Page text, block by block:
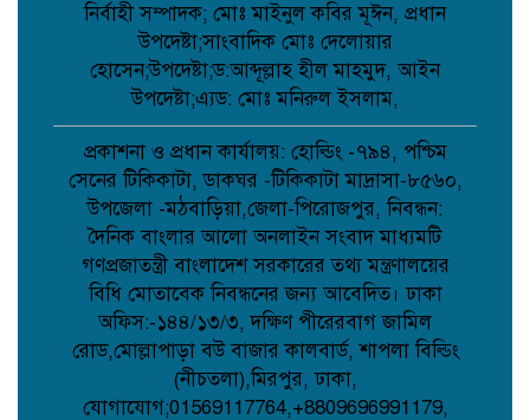
দেবিদ্বারে ভাড়াটিয়ার হাতে বাড়ির মালিক খুন,
পলিথিনে মোড়ানো লাশের ৯ প্যাকেট উদ্ধার,
আটক ১;
নওগাঁর আত্রাইয়ে পুলিশের অভিযানে ৫ জন
গ্রেপ্তার;
কবিতা: চমকের পাঠ কৌশল ;
আমান উল্লাহ আমানের সাথে নিশু ও মহিলা
দলের নেত্রীদের সৌজন্য স্বাক্ষাৎ ;
নির্বাহী সম্পাদক; মোঃ মাইনুল কবির মূঈন, প্রধান
উপদেষ্টা;সাংবাদিক মোঃ দেলোয়ার
হোসেন;উপদেষ্টা;ড:আব্দূল্লাহ হীল মাহমুদ, আইন
উপদেষ্টা;এ্যড: মোঃ মনিরুল ইসলাম,
প্রকাশনা ও প্রধান কার্যালয়: হোল্ডিং -৭৯৪, পশ্চিম
সেনের টিকিকাটা, ডাকঘর -টিকিকাটা মাদ্রাসা-৮৫৬০,
উপজেলা -মঠবাড়িয়া,জেলা-পিরোজপুর, নিবন্ধন:
দৈনিক বাংলার আলো অনলাইন সংবাদ মাধ্যমটি
গণপ্রজাতন্ত্রী বাংলাদেশ সরকারের তথ্য মন্ত্রণালয়ের
বিধি মোতাবেক নিবন্ধনের জন্য আবেদিত। ঢাকা
অফিস:-১৪৪/১৩/৩, দক্ষিণ পীরেরবাগ জামিল
রোড,মোল্লাপাড়া বউ বাজার কালবার্ড, শাপলা বিল্ডিং
(নীচতলা),মিরপুর, ঢাকা,
যোগাযোগ;01569117764,+8809696991179,